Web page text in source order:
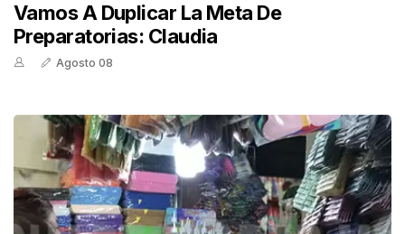
Vamos A Duplicar La Meta De
Preparatorias: Claudia
Agosto 08